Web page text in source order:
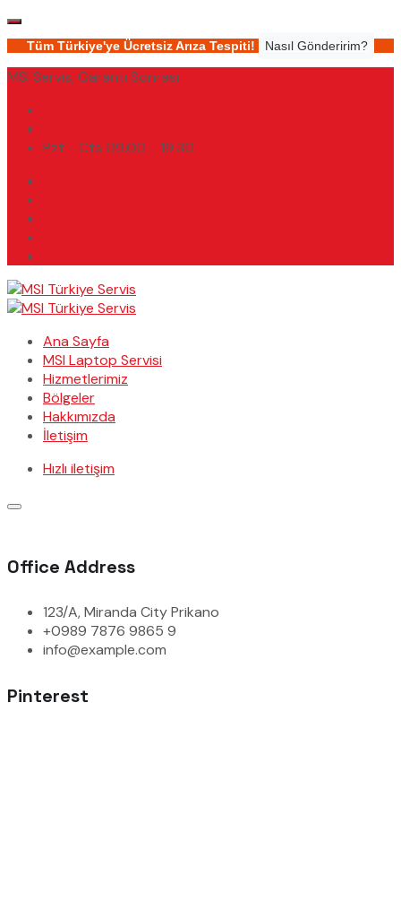
Tüm Türkiye'ye Ücretsiz Arıza Tespiti! Nasıl Gönderirim?
MSI Servis, Garanti Sonrası
Pzt - Cts 09.00 - 19.30
Ana Sayfa
MSI Laptop Servisi
Hizmetlerimiz
Bölgeler
Hakkımızda
İletişim
Hızlı iletişim
Office Address
123/A, Miranda City Prikano
+0989 7876 9865 9
info@example.com
Pinterest